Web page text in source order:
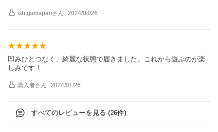
ishigamapanさん 2024/08/26
凹みひとつなく、綺麗な状態で届きました。これから遊ぶのが楽
しみです！
購入者さん 2024/01/26
すべてのレビューを見る (26件)